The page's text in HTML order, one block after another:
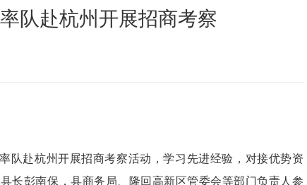
队赴杭州开展招商考察
队赴杭州开展招商考察活动，学习先进经验，对接优势资
长彭南保，县商务局、隆回高新区管委会等部门负责人参